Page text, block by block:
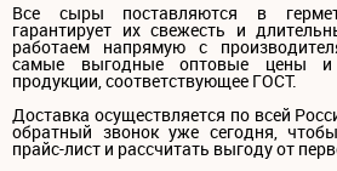
Все сыры поставляются в
гарантирует их свежесть и
работаем напрямую с
самые выгодные оптовые цены и
продукции, соответствующее ГОСТ.
Доставка осуществляется по всей
обратный звонок уже сегодня,
прайс-лист и рассчитать выгоду от